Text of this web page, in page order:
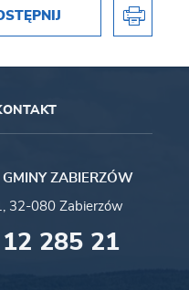
GMINY ZABIERZÓW
32-080 Zabierzów
285 21